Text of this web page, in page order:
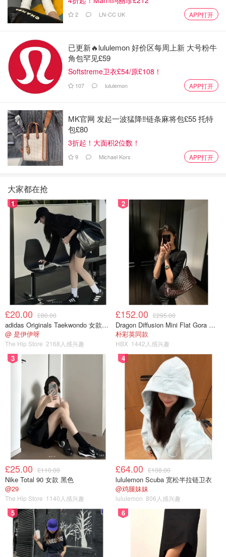
2 LN-CC UK APP打开
已更新🔥lululemon 好价区每周上新 大号粉牛
角包罕见£59
Softstreme卫衣£54/原£108！
107 lululemon APP打开
MK官网 发起一波猛降‼️链条麻将包£55 托特
包£80
3折起！大面积2位数！
9 Michael Kors APP打开
大家都在抢
1
£20.00 £80.00
adidas Originals Taekwondo 女款黑色运动鞋
@ 是伊伊呀
The Hip Store 2168人感兴趣
2
£152.00 £295.00
Dragon Diffusion Mini Flat Gora 深棕色手提包
朴彩英同款
HBX 1442人感兴趣
3
£25.00 £110.00
Nike Total 90 女款 黑色
@29
The Hip Store 1140人感兴趣
4
£64.00 £108.00
lululemon Scuba 宽松半拉链卫衣
@鸡腿妹妹
lululemon 806人感兴趣
5 6